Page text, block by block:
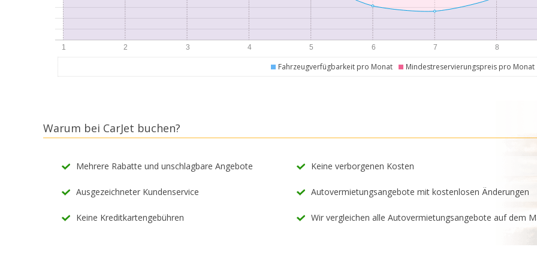
Fahrzeugverfügbarkeit pro Monat Mindestreservierungspreis pro Monat
Warum bei CarJet buchen?
Mehrere Rabatte und unschlagbare Angebote Keine verborgenen Kosten
Ausgezeichneter Kundenservice Autovermietungsangebote mit kostenlosen Änderungen
Keine Kreditkartengebühren Wir vergleichen alle Autovermietungsangebote auf dem